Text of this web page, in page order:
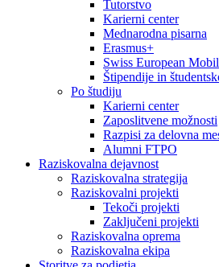
Tutorstvo
Karierni center
Mednarodna pisarna
Erasmus+
Swiss European
Štipendije in
Po študiju
Karierni center
Zaposlitvene možnosti
Razpisi za delovna
Alumni FTPO
Raziskovalna dejavnost
Raziskovalna strategija
Raziskovalni projekti
Tekoči projekti
Zaključeni projekti
Raziskovalna oprema
Raziskovalna ekipa